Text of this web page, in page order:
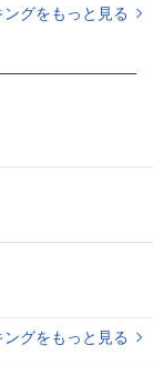
グをもっと見る
グをもっと見る